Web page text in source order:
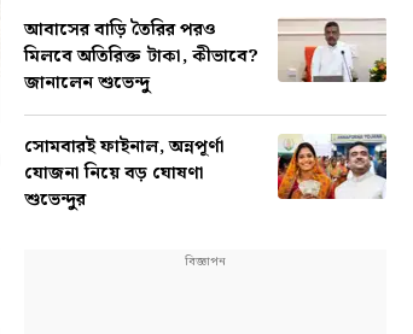
আবাসের বাড়ি তৈরির পরও
মিলবে অতিরিক্ত টাকা, কীভাবে?
জানালেন শুভেন্দু
সোমবারই ফাইনাল, অন্নপূর্ণা
যোজনা নিয়ে বড় ঘোষণা
শুভেন্দুর